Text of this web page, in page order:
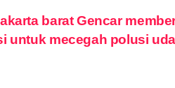
barat Gencar
untuk mecegah polusi